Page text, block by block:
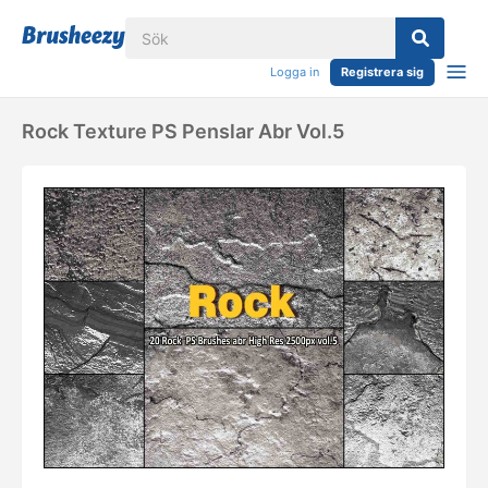
Logga in Registrera sig
Rock Texture PS Penslar Abr Vol.5